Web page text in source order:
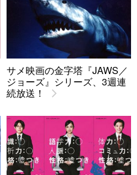
サメ映画の金字塔『JAWS／
ジョーズ』シリーズ、3週連
続放送！